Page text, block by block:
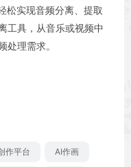
松实现音频分离、提取
工具，从音乐或视频中
处理需求。
作平台 AI作画